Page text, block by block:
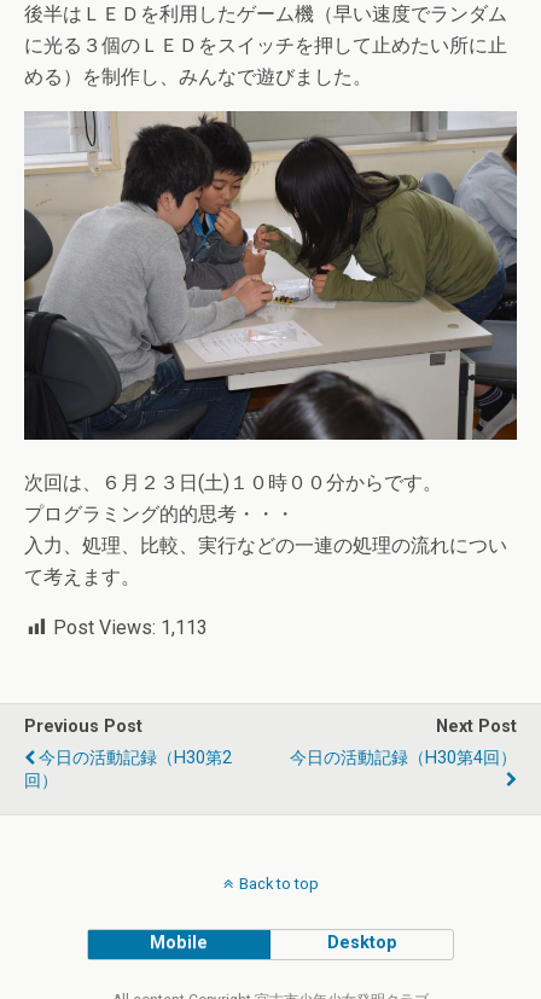
後半はＬＥＤを利用したゲーム機（早い速度でランダム
に光る３個のＬＥＤをスイッチを押して止めたい所に止
める）を制作し、みんなで遊びました。
次回は、６月２３日(土)１０時００分からです。
プログラミング的的思考・・・
入力、処理、比較、実行などの一連の処理の流れについ
て考えます。
Post Views: 1,113
Previous Post
今日の活動記録（H30第2
回）
Next Post
今日の活動記録（H30第4回）
Back to top
Mobile Desktop